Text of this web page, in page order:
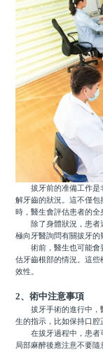
拔牙前的准備工作是非
解牙齒的狀況。這不僅
時，醫生會評估患者的全
除了身體狀況，患者
極向牙醫詢問有關拔牙的
術前，醫生也可能會
估牙齒根部的情況。這
效性。
2、術中注意事項
拔牙手術的進行中，
生的指示，比如保持口腔
在拔牙過程中，患者可
局部麻醉後應注意不要